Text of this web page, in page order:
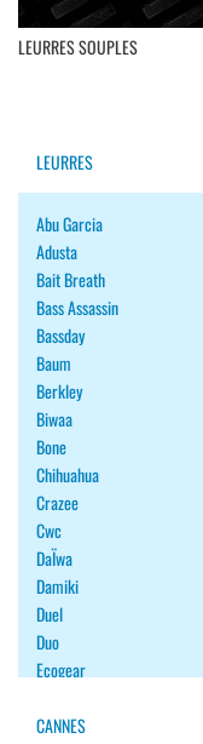
LEURRES SOUPLES
LEURRES
Abu Garcia
Adusta
Bait Breath
Bass Assassin
Bassday
Baum
Berkley
Biwaa
Bone
Chihuahua
Crazee
Cwc
DaÏwa
Damiki
Duel
Duo
Ecogear
Fish Arrow
CANNES